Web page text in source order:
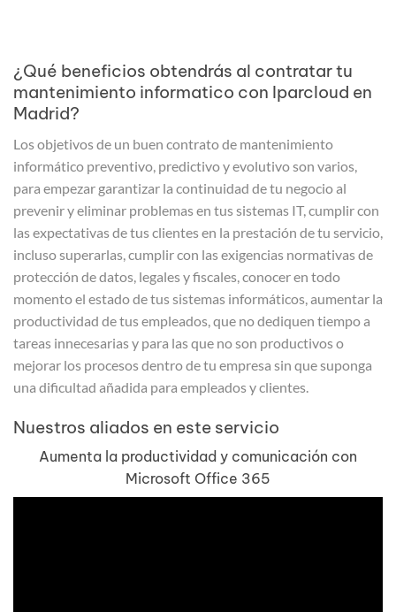
¿Qué beneficios obtendrás al contratar tu
mantenimiento informatico con Iparcloud en
Madrid?
Los objetivos de un buen contrato de mantenimiento
informático preventivo, predictivo y evolutivo son varios,
para empezar garantizar la continuidad de tu negocio al
prevenir y eliminar problemas en tus sistemas IT, cumplir con
las expectativas de tus clientes en la prestación de tu servicio,
incluso superarlas, cumplir con las exigencias normativas de
protección de datos, legales y fiscales, conocer en todo
momento el estado de tus sistemas informáticos, aumentar la
productividad de tus empleados, que no dediquen tiempo a
tareas innecesarias y para las que no son productivos o
mejorar los procesos dentro de tu empresa sin que suponga
una dificultad añadida para empleados y clientes.
Nuestros aliados en este servicio
Aumenta la productividad y comunicación con
Microsoft Office 365